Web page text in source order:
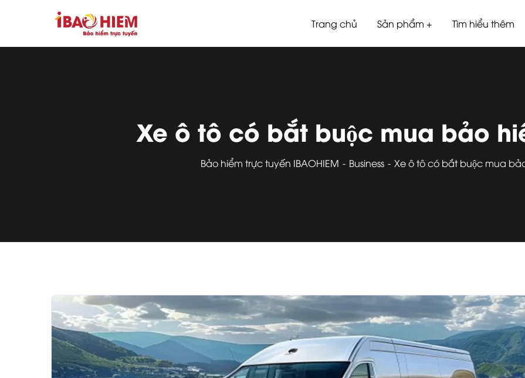
Trang chủ Sản phẩm Tìm hiểu thêm
Xe ô tô có bắt buộc mua bảo
Bảo hiểm trực tuyến IBAOHIEM Business Xe ô tô có bắt buộc mua